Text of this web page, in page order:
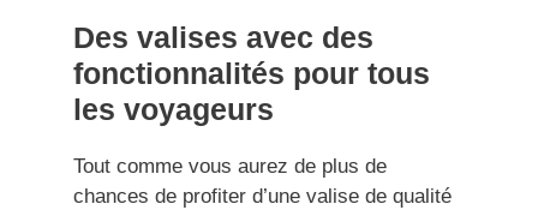
Des valises avec des
fonctionnalités pour tous
les voyageurs
Tout comme vous aurez de plus de
chances de profiter d’une valise de qualité